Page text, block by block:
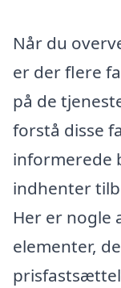
Når du
er der flere
på de
forstå disse
informerede
indhenter
Her er nogle
elementer,